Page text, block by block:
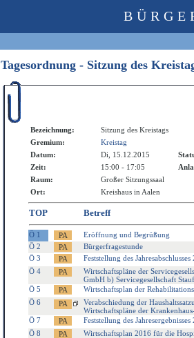
Tagesordnung - Sitzung des
Bezeichnung:
Sitzung des Kreistags
Gremium:
Kreistag
Datum:
Di, 15.12.2015
Zeit:
15:00 - 17:05
Raum:
Großer Sitzungssaal
Ort:
Kreishaus in Aalen
TOP Betreff
Ö 1
Eröffnung und Begrüßung
Ö 2
Bürgerfragestunde
Ö 3
Feststellung des
Ö 4
Wirtschaftspläne der
GmbH b) Servicegesellschaft
Ö 5
Wirtschaftsplan der
Ö 6
Verabschiedung der
Wirtschaftspläne der
Ö 7
Feststellung des
Ö 8
Wirtschaftsplan 2016 für die